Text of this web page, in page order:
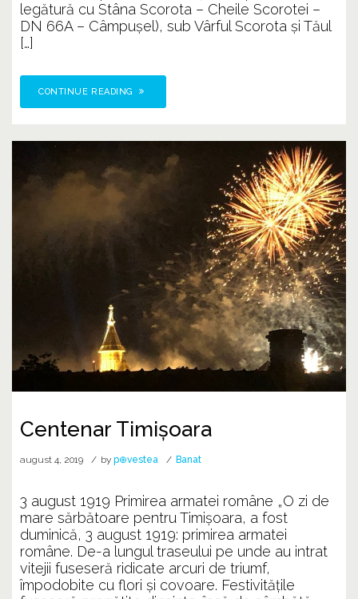
legătură cu Stâna Scorota – Cheile Scorotei –
DN 66A – Câmpușel), sub Vârful Scorota și Tăul
[…]
CONTINUE READING
Centenar Timişoara
august 4, 2019 by p⊕vestea Banat
3 august 1919 Primirea armatei române „O zi de
mare sărbătoare pentru Timişoara, a fost
duminică, 3 august 1919: primirea armatei
române. De-a lungul traseului pe unde au intrat
vitejii fuseseră ridicate arcuri de triumf,
împodobite cu flori şi covoare. Festivităţile